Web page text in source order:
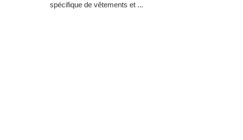
spécifique de vêtements et ...